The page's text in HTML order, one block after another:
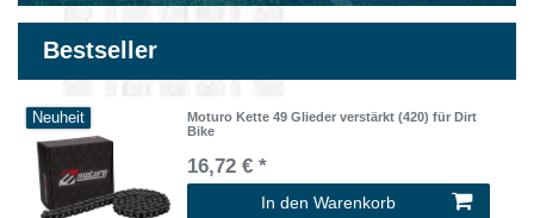
Bestseller
Neuheit
Moturo Kette 49 Glieder verstärkt (420) für Dirt
Bike
16,72 € *
In den Warenkorb